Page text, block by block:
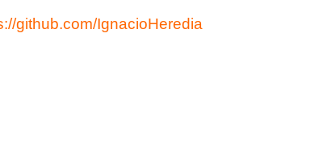
github.com/IgnacioHeredia